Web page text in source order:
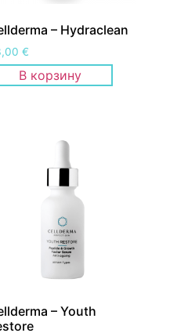
– Hydraclean
€
В корзину
– Youth